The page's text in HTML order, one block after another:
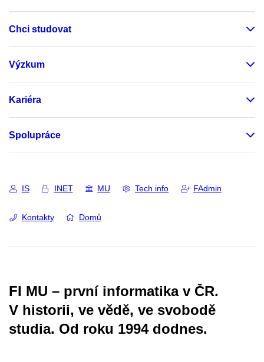
Chci studovat
Výzkum
Kariéra
Spolupráce
IS INET MU Tech info FAdmin
Kontakty Domů
FI MU – první informatika v ČR.
V historii, ve vědě, ve svobodě
studia. Od roku 1994 dodnes.